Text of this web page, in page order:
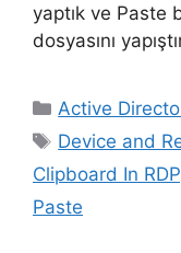
yaptık ve Paste
dosyasını
Kategoriler
Active
Etiketler
Device and
Clipboard In RDP
Paste